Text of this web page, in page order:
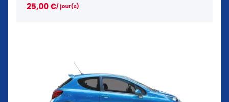
25,00€/ jour(s)